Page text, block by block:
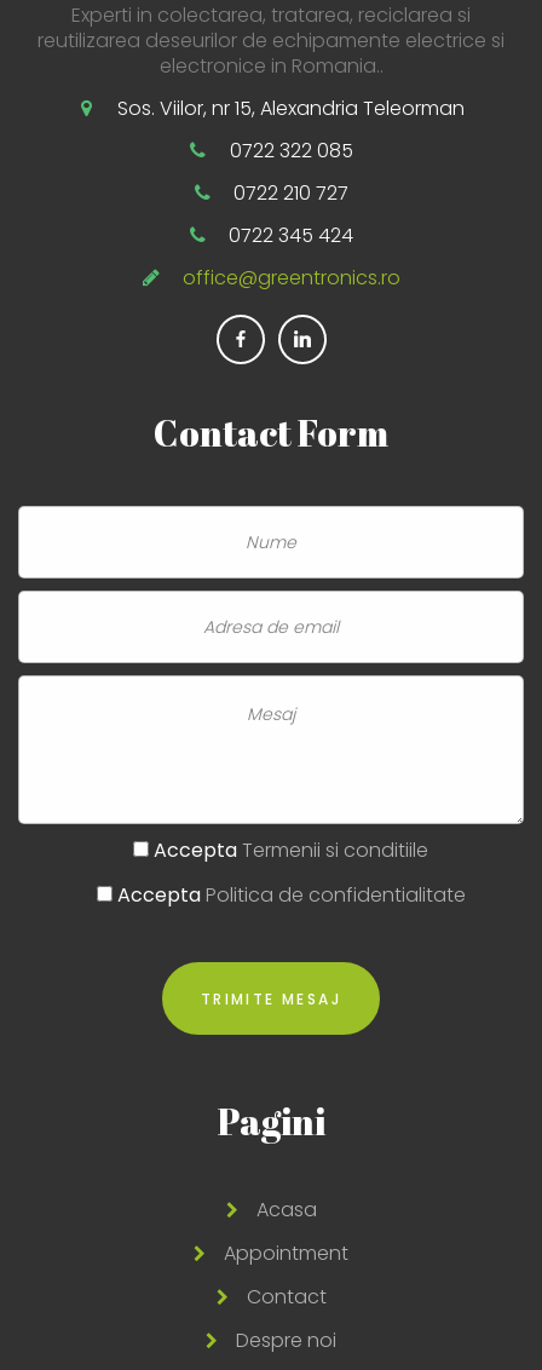
Experti in colectarea, tratarea, reciclarea si
reutilizarea deseurilor de echipamente electrice si
electronice in Romania..
Sos. Viilor, nr 15, Alexandria Teleorman
0722 322 085
0722 210 727
0722 345 424
office@greentronics.ro
ContactForm
AcceptaTermenii si conditiile
AcceptaPolitica de confidentialitate
Pagini
Acasa
Appointment
Contact
Despre noi